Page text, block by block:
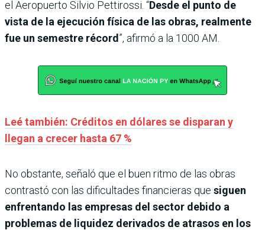
el Aeropuerto Silvio Pettirossi. “Desde el punto de
vista de la ejecución física de las obras, realmente
fue un semestre récord ”, afirmó a la 1000 AM.
Leé también: Créditos en dólares se disparan y
llegan a crecer hasta 67 %
No obstante, señaló que el buen ritmo de las obras
contrastó con las dificultades financieras que siguen
enfrentando las empresas del sector debido a
problemas de liquidez derivados de atrasos en los